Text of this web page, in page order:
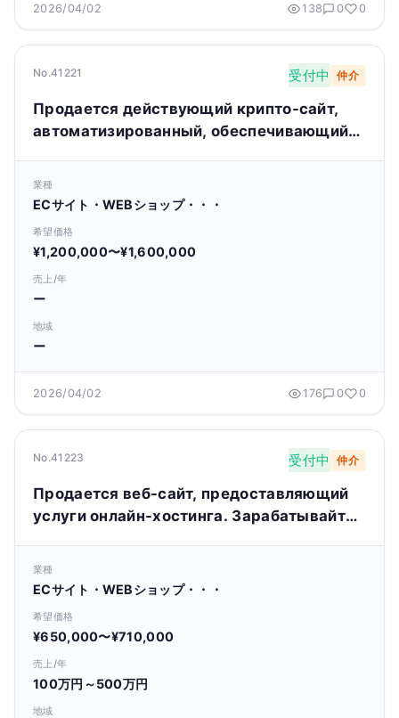
2026/04/02 138 0 0
No.41221 受付中 仲介
Продается действующий крипто-сайт,
автоматизированный, обеспечивающий
роста.
業種
ECサイト・WEBショップ・・・
希望価格
¥1,200,000〜¥1,600,000
売上/年
ー
地域
ー
2026/04/02 176 0 0
No.41223 受付中 仲介
Продается веб-сайт, предоставляющий
услуги онлайн-хостинга. Зарабатывайте
業種
ECサイト・WEBショップ・・・
希望価格
¥650,000〜¥710,000
売上/年
100万円～500万円
地域